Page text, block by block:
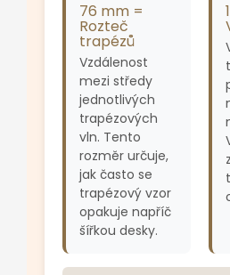
76 mm =
Rozteč
trapézů
Vzdálenost
mezi středy
jednotlivých
trapézových
vln. Tento
rozměr určuje,
jak často se
trapézový vzor
opakuje napříč
šířkou desky.